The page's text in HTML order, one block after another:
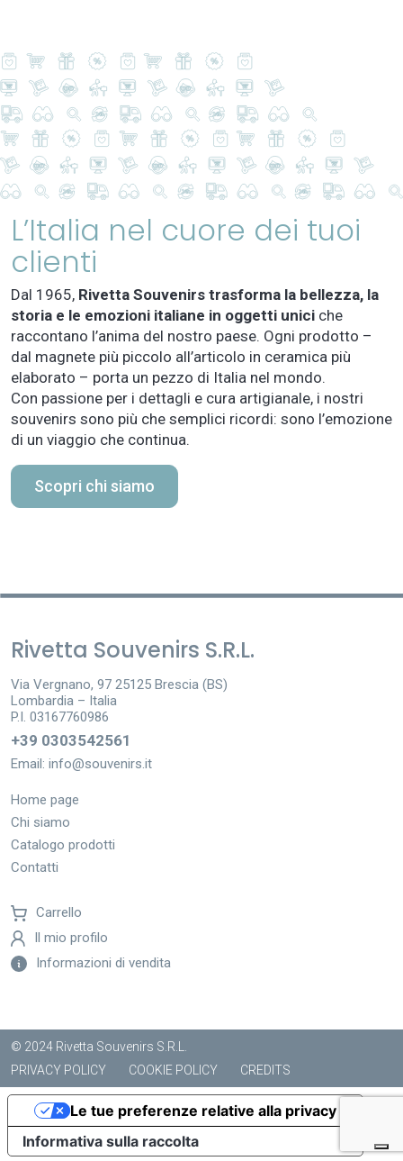
L’Italia nel cuore dei tuoi
clienti
Dal 1965, Rivetta Souvenirs trasforma la bellezza, la
storia e le emozioni italiane in oggetti unici che
raccontano l’anima del nostro paese. Ogni prodotto –
dal magnete più piccolo all’articolo in ceramica più
elaborato – porta un pezzo di Italia nel mondo.
Con passione per i dettagli e cura artigianale, i nostri
souvenirs sono più che semplici ricordi: sono l’emozione
di un viaggio che continua.
Scopri chi siamo
Rivetta Souvenirs S.R.L.
Via Vergnano, 97 25125 Brescia (BS)
Lombardia – Italia
P.I. 03167760986
+39 0303542561
Email: info@souvenirs.it
Home page
Chi siamo
Catalogo prodotti
Contatti
Carrello
Il mio profilo
Informazioni di vendita
© 2024 Rivetta Souvenirs S.R.L.
PRIVACY POLICY
COOKIE POLICY CREDITS
Informativa sulla raccolta
Le tue preferenze relative alla privacy